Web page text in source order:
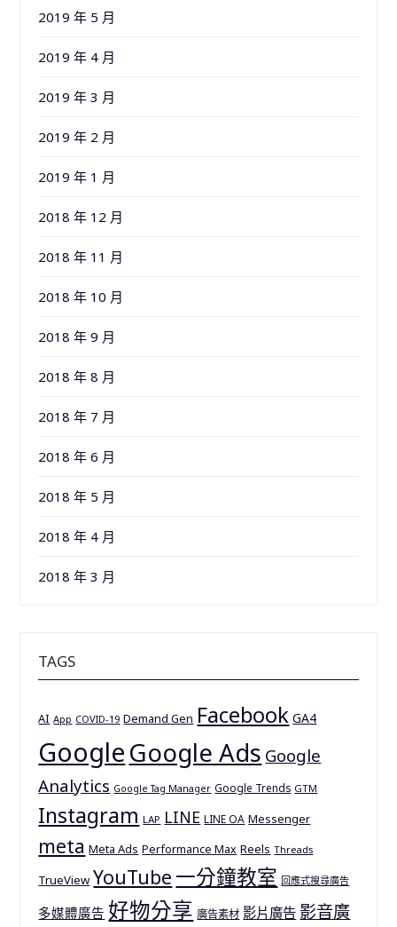
2019 年 5 月
2019 年 4 月
2019 年 3 月
2019 年 2 月
2019 年 1 月
2018 年 12 月
2018 年 11 月
2018 年 10 月
2018 年 9 月
2018 年 8 月
2018 年 7 月
2018 年 6 月
2018 年 5 月
2018 年 4 月
2018 年 3 月
TAGS
AI App COVID-19 Demand Gen Facebook GA4
GoogleGoogle Ads Google
Analytics Google Tag Manager Google Trends GTM
Instagram LAP LINE LINE OA Messenger
meta Meta Ads Performance Max Reels Threads
TrueView YouTube 一分鐘教室 回應式搜尋廣告
多媒體廣告 好物分享 廣告素材 影片廣告 影音廣